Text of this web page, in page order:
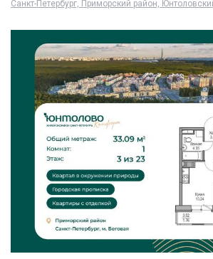
Санкт-Петербург, Приморский район,